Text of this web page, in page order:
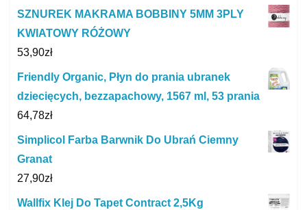
SZNUREK MAKRAMA BOBBINY 5MM 3PLY
KWIATOWY RÓŻOWY
53,90zł
Friendly Organic, Płyn do prania ubranek
dziecięcych, bezzapachowy, 1567 ml, 53 prania
64,78zł
Simplicol Farba Barwnik Do Ubrań Ciemny
Granat
27,90zł
Wallfix Klej Do Tapet Contract 2,5Kg